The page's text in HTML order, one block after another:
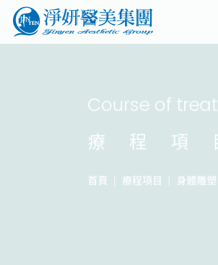
Course of
療程項
首頁 療程項目 身體雕塑